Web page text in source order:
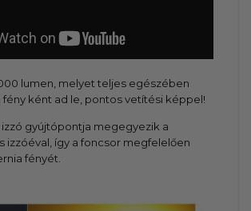
lumen, melyet teljes egészében
fény ként ad le, pontos vetítési képpel!
gyújtópontja megegyezik a
izzóéval, így a foncsor megfelelően
fényét.